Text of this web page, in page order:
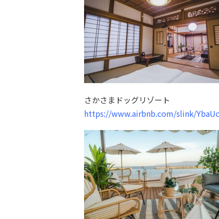
さかさまドッグリゾート
https://www.airbnb.com/slink/